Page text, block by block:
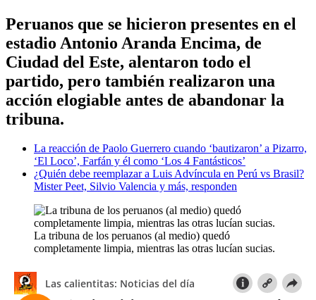
Peruanos que se hicieron presentes en el
estadio Antonio Aranda Encima, de
Ciudad del Este, alentaron todo el
partido, pero también realizaron una
acción elogiable antes de abandonar la
tribuna.
La reacción de Paolo Guerrero cuando ‘bautizaron’ a Pizarro,
‘El Loco’, Farfán y él como ‘Los 4 Fantásticos’
¿Quién debe reemplazar a Luis Advíncula en Perú vs Brasil?
Mister Peet, Silvio Valencia y más, responden
La tribuna de los peruanos (al medio) quedó
completamente limpia, mientras las otras lucían sucias.